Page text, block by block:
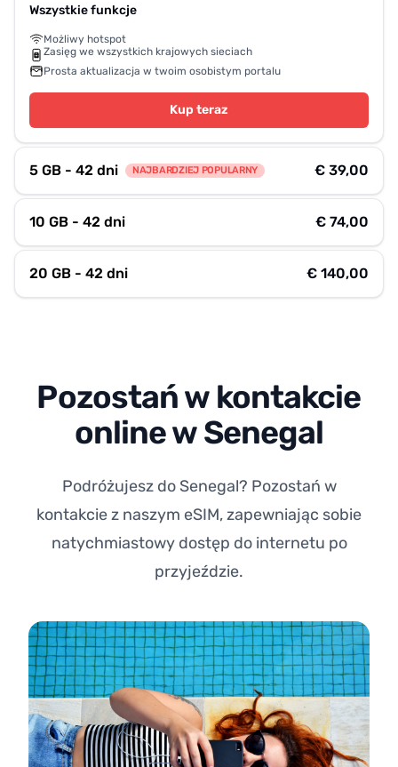
Wszystkie funkcje
Możliwy hotspot
Zasięg we wszystkich krajowych sieciach
Prosta aktualizacja w twoim osobistym portalu
Kup teraz
5 GB - 42 dni NAJBARDZIEJ POPULARNY € 39,00
10 GB - 42 dni € 74,00
20 GB - 42 dni € 140,00
Pozostań w kontakcie
online w Senegal
Podróżujesz do Senegal? Pozostań w
kontakcie z naszym eSIM, zapewniając sobie
natychmiastowy dostęp do internetu po
przyjeździe.